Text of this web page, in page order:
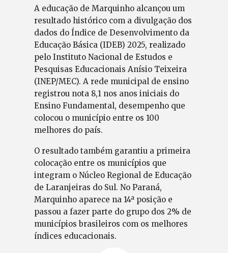
A educação de Marquinho alcançou um
resultado histórico com a divulgação dos
dados do Índice de Desenvolvimento da
Educação Básica (IDEB) 2025, realizado
pelo Instituto Nacional de Estudos e
Pesquisas Educacionais Anísio Teixeira
(INEP/MEC). A rede municipal de ensino
registrou nota 8,1 nos anos iniciais do
Ensino Fundamental, desempenho que
colocou o município entre os 100
melhores do país.
O resultado também garantiu a primeira
colocação entre os municípios que
integram o Núcleo Regional de Educação
de Laranjeiras do Sul. No Paraná,
Marquinho aparece na 14ª posição e
passou a fazer parte do grupo dos 2% de
municípios brasileiros com os melhores
índices educacionais.